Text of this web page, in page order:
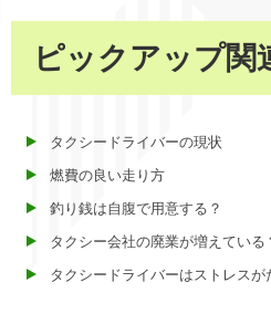
ピックアップ関
タクシードライバーの現状
燃費の良い走り方
釣り銭は自腹で用意する？
タクシー会社の廃業が増えている
タクシードライバーはストレスが